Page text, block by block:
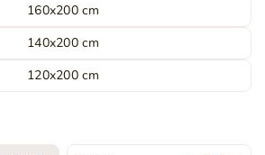
160x200 cm
140x200 cm
120x200 cm